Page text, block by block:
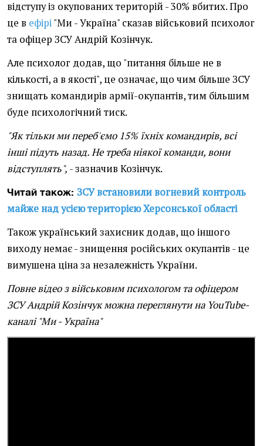
відступу із окупованих територій - 30% вбитих. Про
це в ефірі"Ми - Україна" сказав військовий психолог
та офіцер ЗСУ Андрій Козінчук.
Але психолог додав, що "питання більше не в
кількості, а в якості", це означає, що чим більше ЗСУ
знищать командирів армії-окупантів, тим більшим
буде психологічний тиск.
"Як тільки ми переб'ємо 15% їхніх командирів, всі
інші підуть назад. Не треба ніякої команди, вони
відступлять", - зазначив Козінчук.
Читай також: ЗСУ встановили вогневий контроль
майже над усією територією Херсонської області
Також український захисник додав, що іншого
виходу немає - знищення російських окупантів - це
вимушена ціна за незалежність України.
Повне відео з військовим психологом та офіцером
ЗСУ Андрій Козінчук можна переглянути на YouTube-
каналі "Ми - Україна"